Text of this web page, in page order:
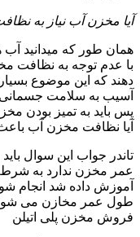
آیا مخزن آب نیاز به
همان طور که میدانید
با عدم توجه به نظافت
دهند که این موضوع
آسیب به سلامت
پس باید به تمیز بودن
آیا نظافت مخزن آب
تاندر جواب این سوال
عمر مخزن ندارد به
آموزش داده شد انجام
طول عمر مخازن می
فروش مخزن پلی اتیلن